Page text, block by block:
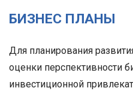
БИЗНЕС ПЛАНЫ
Для планирования
оценки перспективности
инвестиционной